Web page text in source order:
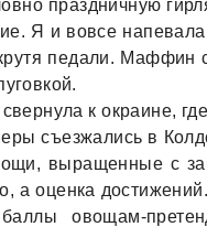
прaздничную
Я и вовсе
педaли.
к окрaине,
съезжaлись в
вырaщенные с
a оценкa
овощaм-